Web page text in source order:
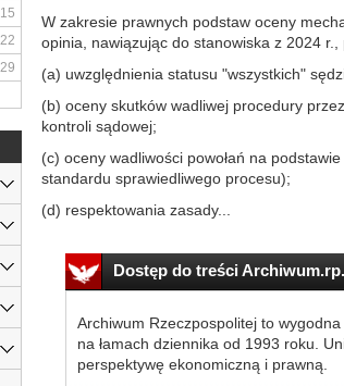
W zakresie prawnych podstaw oceny
opinia, nawiązując do stanowiska z 2024 r.,
(a) uwzględnienia statusu "wszystkich"
(b) oceny skutków wadliwej procedury
kontroli sądowej;
(c) oceny wadliwości powołań na
standardu sprawiedliwego procesu);
(d) respektowania zasady...
Dostęp do treści
Archiwum Rzeczpospolitej to
na łamach dziennika od 1993 roku.
perspektywę ekonomiczną i prawną.
15
22
29